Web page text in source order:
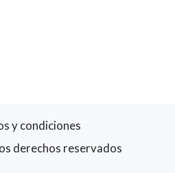
y condiciones
derechos reservados